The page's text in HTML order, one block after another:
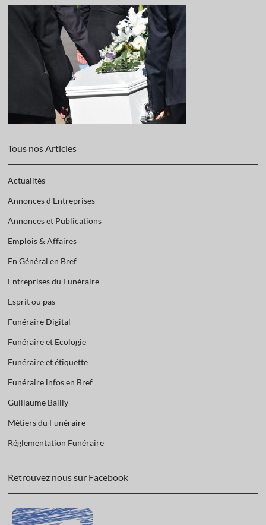
Tous nos Articles
Actualités
Annonces d'Entreprises
Annonces et Publications
Emplois & Affaires
En Général en Bref
Entreprises du Funéraire
Esprit ou pas
Funéraire Digital
Funéraire et Ecologie
Funéraire et étiquette
Funéraire infos en Bref
Guillaume Bailly
Métiers du Funéraire
Réglementation Funéraire
Retrouvez nous sur Facebook